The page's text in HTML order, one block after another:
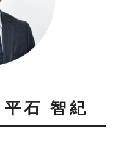
平石 智紀